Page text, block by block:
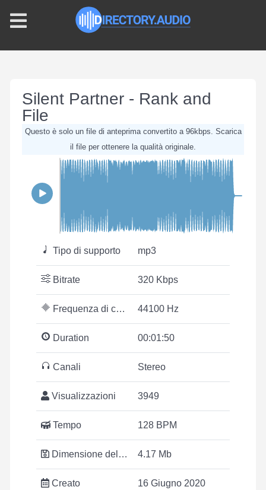
Silent Partner - Rank and
File
Questo è solo un file di anteprima convertito a 96kbps. Scarica
il file per ottenere la qualità originale.
Tipo di supporto mp3
Bitrate 320 Kbps
Frequenza di campionamento 44100 Hz
Duration 00:01:50
Canali Stereo
Visualizzazioni 3949
Tempo 128 BPM
Dimensione del file 4.17 Mb
Creato 16 Giugno 2020